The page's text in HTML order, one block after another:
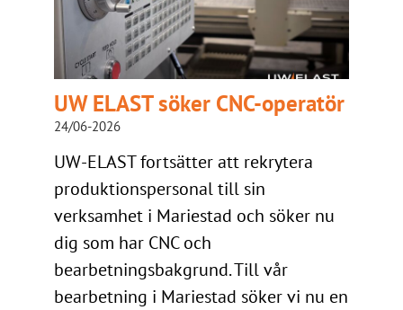
UW ELAST söker CNC-operatör
24/06-2026
UW-ELAST fortsätter att rekrytera
produktionspersonal till sin
verksamhet i Mariestad och söker nu
dig som har CNC och
bearbetningsbakgrund. Till vår
bearbetning i Mariestad söker vi nu en